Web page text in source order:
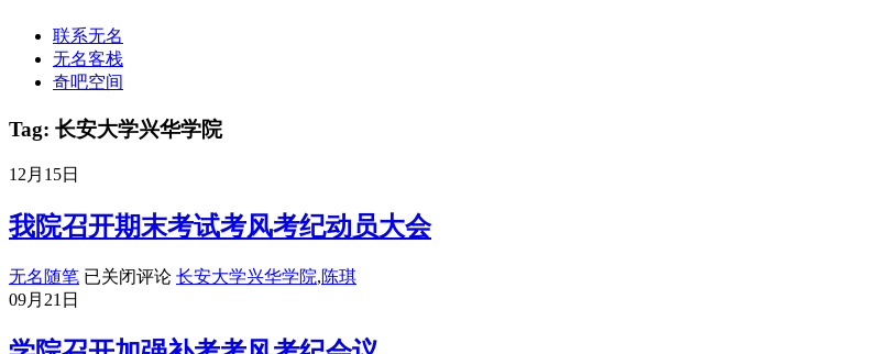
联系无名
无名客栈
奇吧空间
Tag: 长安大学兴华学院
12月15日
我院召开期末考试考风考纪动员大会
无名随笔 我
开
已关闭评论 长安大学兴华学院,陈琪
09月21日